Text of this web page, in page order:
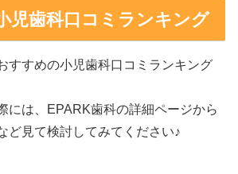
児歯科口コミランキング
すすめの小児歯科口コミランキング
には、EPARK歯科の詳細ページから
ど見て検討してみてください♪